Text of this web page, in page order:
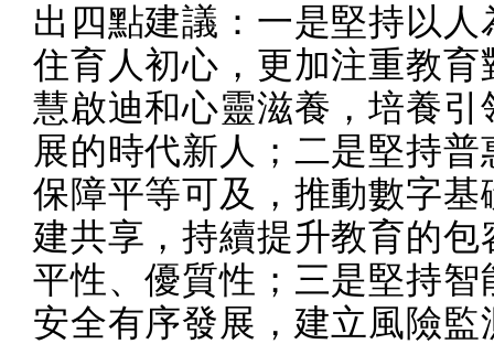
出四點建議：一是堅持以人
住育人初心，更加注重教育
慧啟迪和心靈滋養，培養引
展的時代新人；二是堅持普
保障平等可及，推動數字基
建共享，持續提升教育的包
平性、優質性；三是堅持智
安全有序發展，建立風險監